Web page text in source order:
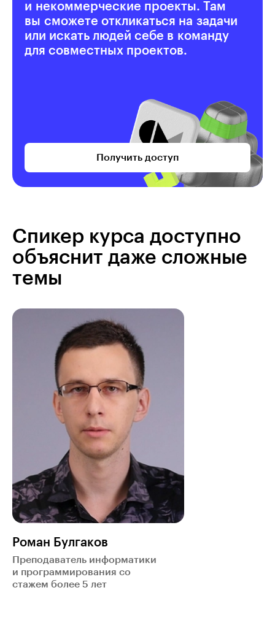
и некоммерческие проекты. Там
вы сможете откликаться на задачи
или искать людей себе в команду
для совместных проектов.
Получить доступ
Спикер курса доступно
объяснит даже сложные
темы
Роман Булгаков
Преподаватель информатики
и программирования со
стажем более 5 лет